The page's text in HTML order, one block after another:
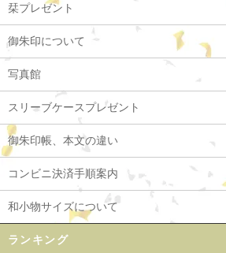
栞プレゼント
御朱印について
写真館
スリーブケースプレゼント
御朱印帳、本文の違い
コンビニ決済手順案内
和小物サイズについて
ランキング